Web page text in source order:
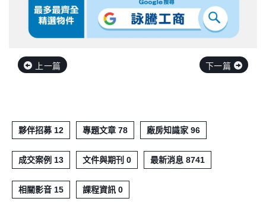
上一篇 下一篇
夥伴招募 12 專題文章 78 廠房知識家 96
成交案例 13 文件與期刊 0 最新消息 8741
相關影音 15 課程資訊 0